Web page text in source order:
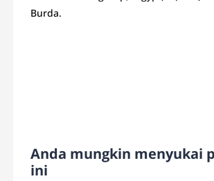
Burda.
Anda mungkin menyukai
ini